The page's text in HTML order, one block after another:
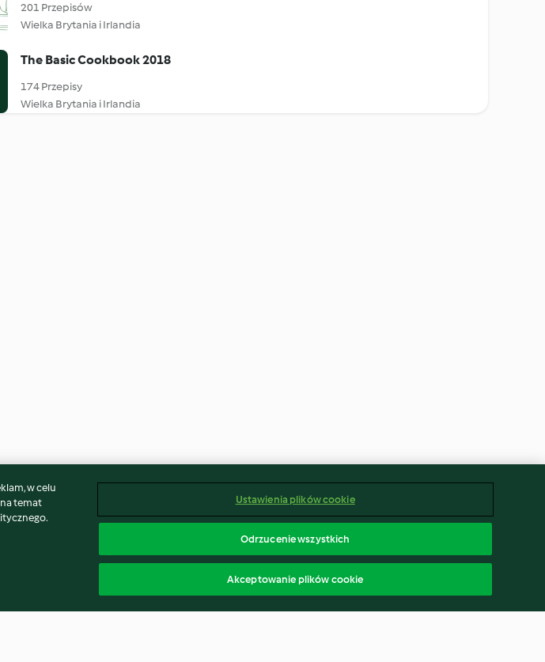
201 Przepisów
Wielka Brytania i Irlandia
The Basic Cookbook 2018
174 Przepisy
Wielka Brytania i Irlandia
w celu
temat
Ustawienia plików cookie
Odrzucenie wszystkich
Akceptowanie plików cookie